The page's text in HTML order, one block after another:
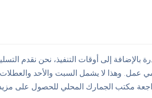
عمل. وهذا لا يشمل السبت والأحد
مكتب الجمارك المحلي للحصول على